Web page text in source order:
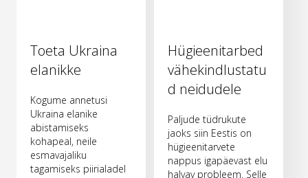
Toeta Ukraina
elanikke
Kogume annetusi
Ukraina elanike
abistamiseks
kohapeal, neile
esmavajaliku
tagamiseks piirialadel
Hügieenitarbed
vähekindlustatu
d neidudele
Paljude tüdrukute
jaoks siin Eestis on
hügieenitarvete
nappus igapäevast elu
halvav probleem. Selle